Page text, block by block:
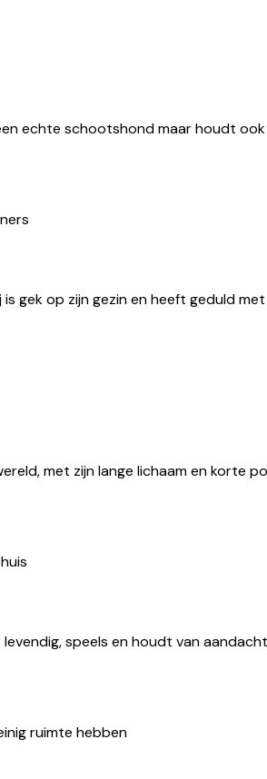
echte schootshond maar houdt
gek op zijn gezin en heeft geduld
met zijn lange lichaam en korte
speels en houdt van
ruimte hebben